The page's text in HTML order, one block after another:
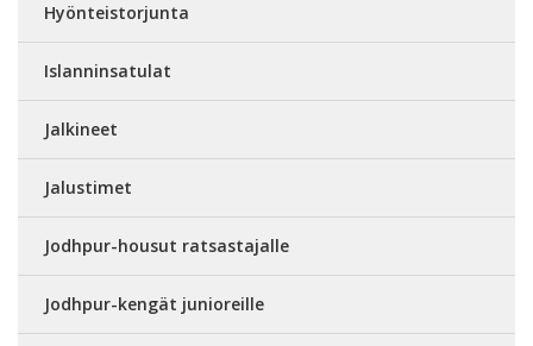
Hyönteistorjunta
Islanninsatulat
Jalkineet
Jalustimet
Jodhpur-housut ratsastajalle
Jodhpur-kengät junioreille